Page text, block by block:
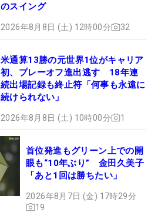
のスイング
2026年8月8日 (土) 12時00分 32
米通算13勝の元世界1位がキャリア
初、プレーオフ進出逃す 18年連
続出場記録も終止符「何事も永遠に
続けられない」
2026年8月8日 (土) 10時00分 1
首位発進もグリーン上での開
眼も“10年ぶり” 金田久美子
「あと1回は勝ちたい」
2026年8月7日 (金) 17時29分
19